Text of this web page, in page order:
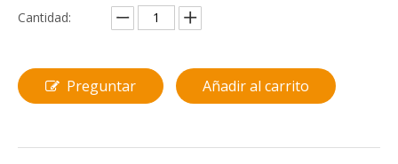
Cantidad:
Preguntar Añadir al carrito